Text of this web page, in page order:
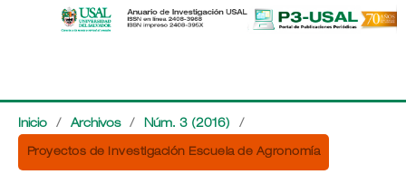
Inicio / Archivos / Núm. 3 (2016) /
Proyectos de Investigación Escuela de Agronomía